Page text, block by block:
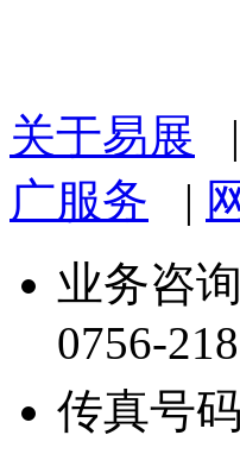
关于易展 |
广服务 |
业务咨询
0756-
传真号